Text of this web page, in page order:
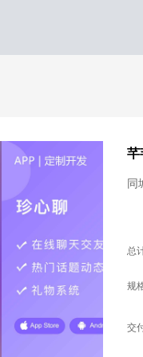
芊
同
总
规
交